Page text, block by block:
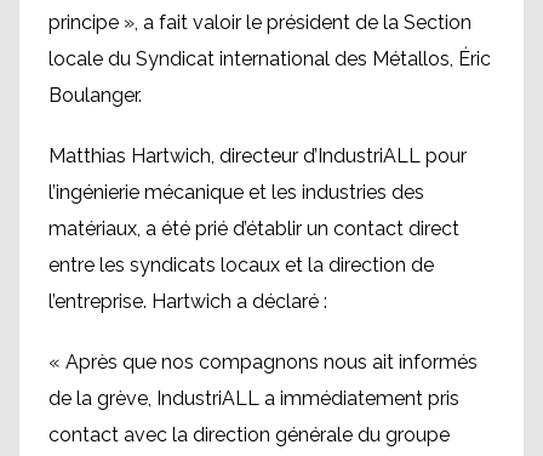
principe », a fait valoir le président de la Section
locale du Syndicat international des Métallos, Éric
Boulanger.
Matthias Hartwich, directeur d’IndustriALL pour
l’ingénierie mécanique et les industries des
matériaux, a été prié d’établir un contact direct
entre les syndicats locaux et la direction de
l’entreprise. Hartwich a déclaré :
« Après que nos compagnons nous ait informés
de la grève, IndustriALL a immédiatement pris
contact avec la direction générale du groupe